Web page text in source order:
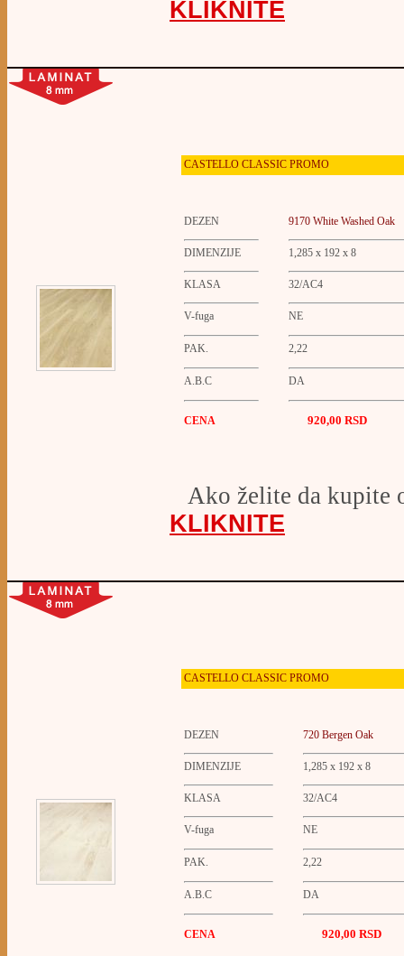
KLIKNITE
CASTELLO CLASSIC PROMO
DEZEN 9170 White Washed Oak
DIMENZIJE 1,285 x 192 x 8
KLASA 32/AC4
V-fuga NE
PAK. 2,22
A.B.C DA
CENA 920,00 RSD
Ako želite da kupite
KLIKNITE
CASTELLO CLASSIC PROMO
DEZEN 720 Bergen Oak
DIMENZIJE 1,285 x 192 x 8
KLASA 32/AC4
V-fuga NE
PAK. 2,22
A.B.C DA
CENA 920,00 RSD